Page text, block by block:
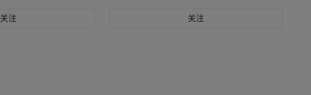
关注 关注